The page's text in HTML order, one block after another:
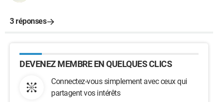
3 réponses
DEVENEZ MEMBRE EN QUELQUES CLICS
Connectez-vous simplement avec ceux qui
partagent vos intérêts